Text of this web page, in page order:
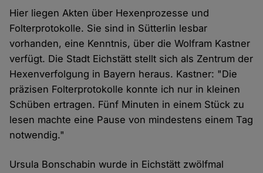
Hier liegen Akten über Hexenprozesse und
Folterprotokolle. Sie sind in Sütterlin lesbar
vorhanden, eine Kenntnis, über die Wolfram Kastner
verfügt. Die Stadt Eichstätt stellt sich als Zentrum der
Hexenverfolgung in Bayern heraus. Kastner: "Die
präzisen Folterprotokolle konnte ich nur in kleinen
Schüben ertragen. Fünf Minuten in einem Stück zu
lesen machte eine Pause von mindestens einem Tag
notwendig."
Ursula Bonschabin wurde in Eichstätt zwölfmal